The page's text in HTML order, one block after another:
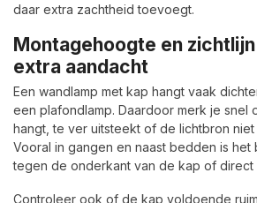
daar extra zachtheid toevoegt.
Montagehoogte en
extra aandacht
Een wandlamp met kap hangt vaak
een plafondlamp. Daardoor merk je snel
hangt, te ver uitsteekt of de lichtbron
Vooral in gangen en naast bedden is het
tegen de onderkant van de kap of direct
Controleer ook of de kap voldoende